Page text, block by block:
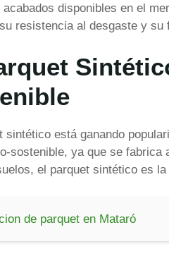
disponibles en el
resistencia al desgaste y su
sintético está ganando
sostenible, ya que se
el parquet sintético es
de parquet en Mataró